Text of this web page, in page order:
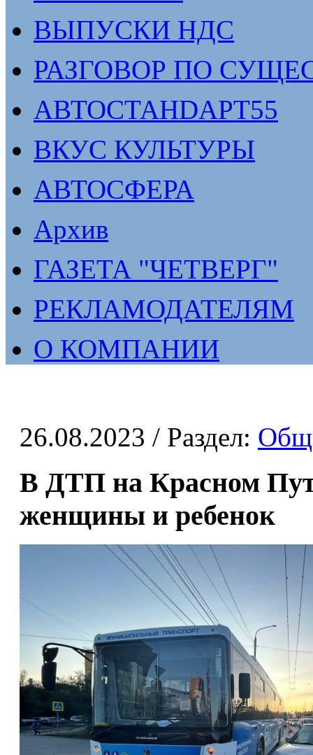
ВЫПУСКИ НДС
РАЗГОВОР ПО
АВТОСТАНDАРТ55
ВКУС КУЛЬТУРЫ
АВТОСФЕРА
Архив
ГАЗЕТА "ЧЕТВЕРГ"
РЕКЛАМОДАТЕЛЯМ
О КОМПАНИИ
26.08.2023 / Раздел:
В ДТП на Красном
женщины и ребенок